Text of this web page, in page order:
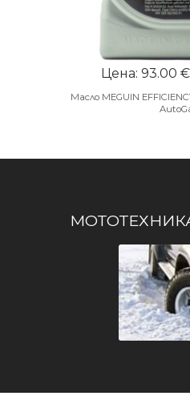
Цена: 93.00 €
Масло MEGUIN